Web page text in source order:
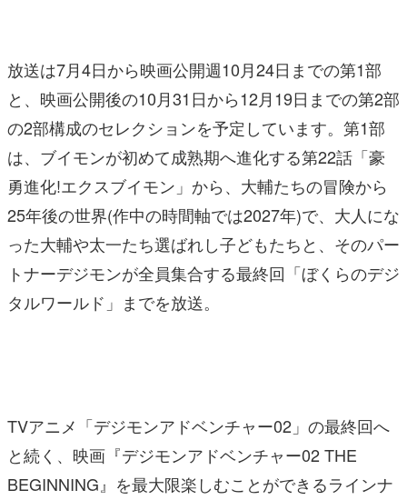
放送は7月4日から映画公開週10月24日までの第1部
と、映画公開後の10月31日から12月19日までの第2部
の2部構成のセレクションを予定しています。第1部
は、ブイモンが初めて成熟期へ進化する第22話「豪
勇進化!エクスブイモン」から、大輔たちの冒険から
25年後の世界(作中の時間軸では2027年)で、大人にな
った大輔や太一たち選ばれし子どもたちと、そのパー
トナーデジモンが全員集合する最終回「ぼくらのデジ
タルワールド」までを放送。
TVアニメ「デジモンアドベンチャー02」の最終回へ
と続く、映画『デジモンアドベンチャー02 THE
BEGINNING』を最大限楽しむことができるラインナ